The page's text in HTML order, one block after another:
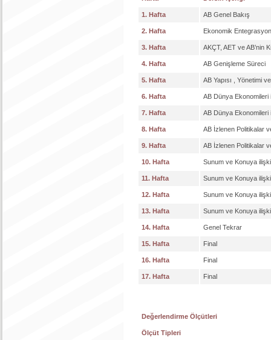
1. Hafta AB Genel Bakış
2. Hafta Ekonomik
3. Hafta AKÇT, AET ve AB’nin
4. Hafta AB Genişleme Süreci
5. Hafta AB Yapısı , Yönetimi
6. Hafta AB Dünya
7. Hafta AB Dünya
8. Hafta AB İzlenen Politikalar
9. Hafta AB İzlenen Politikalar
10. Hafta Sunum ve Konuya
11. Hafta Sunum ve Konuya
12. Hafta Sunum ve Konuya
13. Hafta Sunum ve Konuya
14. Hafta Genel Tekrar
15. Hafta Final
16. Hafta Final
17. Hafta Final
Değerlendirme Ölçütleri
Ölçüt Tipleri